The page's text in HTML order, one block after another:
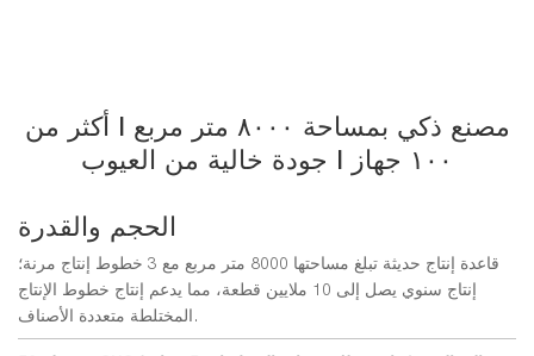
مصنع ذكي بمساحة ٨٠٠٠ متر مربع | أكثر من
١٠٠ جهاز | جودة خالية من العيوب
الحجم والقدرة
قاعدة إنتاج حديثة تبلغ مساحتها 8000 متر مربع مع 3 خطوط إنتاج مرنة؛
إنتاج سنوي يصل إلى 10 ملايين قطعة، مما يدعم إنتاج خطوط الإنتاج
المختلطة متعددة الأصناف.